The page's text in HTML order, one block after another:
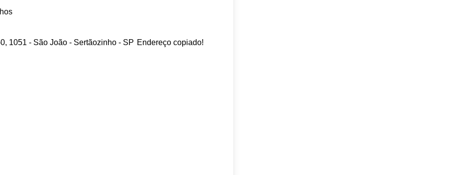
1051 - São João - Sertãozinho - SP Endereço copiado!